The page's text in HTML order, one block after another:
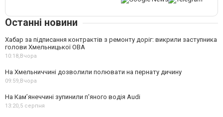
Останні новини
Хабар за підписання контрактів з ремонту доріг: викрили заступника
голови Хмельницької ОВА
10:18,Вчора
На Хмельниччині дозволили полювати на пернату дичину
09:59,Вчора
На Камʼянеччині зупинили п'яного водія Audi
13:20,5 серпня